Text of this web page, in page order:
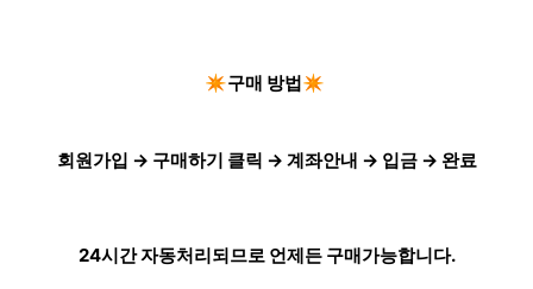
✴️구매 방법✴️
회원가입 → 구매하기 클릭 → 계좌안내 → 입금 → 완료
24시간 자동처리되므로 언제든 구매가능합니다.